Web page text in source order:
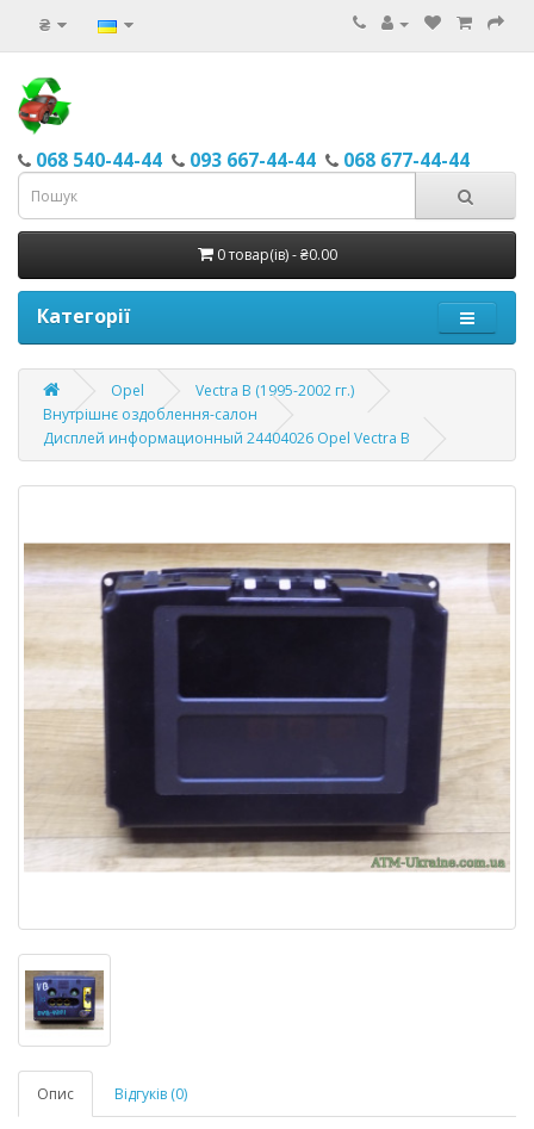
₴
068 540-44-44 093 667-44-44 068 677-44-44
0 товар(ів) - ₴0.00
Категорії
Opel
Vectra B (1995-2002 гг.)
Внутрішнє оздоблення-салон
Дисплей информационный 24404026 Opel Vectra B
Опис Відгуків (0)